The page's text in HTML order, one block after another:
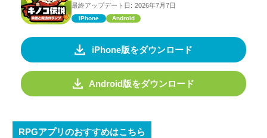
最終アップデート日: 2026年7月7日
iPhone Android
iPhone版をダウンロード
Android版をダウンロード
RPGアプリのおすすめはこちら